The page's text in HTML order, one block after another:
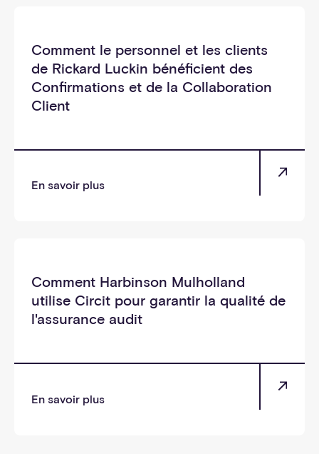
Comment le personnel et les clients
de Rickard Luckin bénéficient des
Confirmations et de la Collaboration
Client
En savoir plus
Comment Harbinson Mulholland
utilise Circit pour garantir la qualité de
l'assurance audit
En savoir plus